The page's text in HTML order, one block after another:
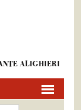
ALIGHIERI